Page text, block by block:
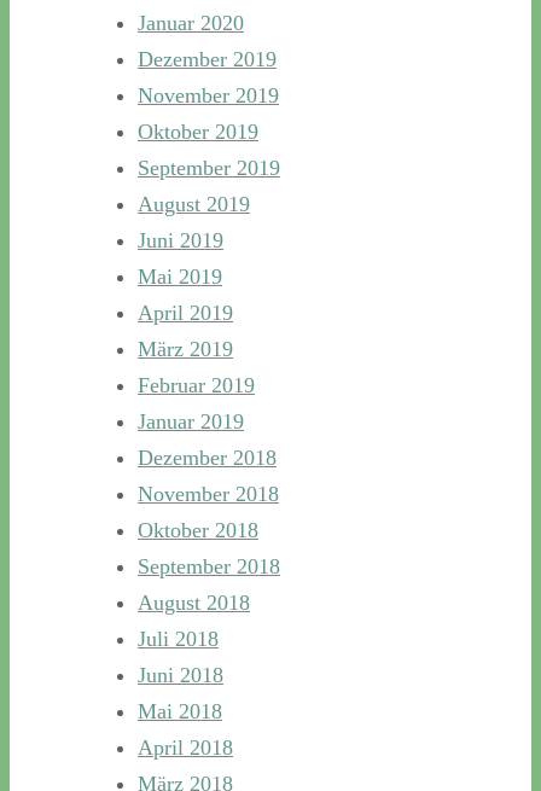
Januar 2020
Dezember 2019
November 2019
Oktober 2019
September 2019
August 2019
Juni 2019
Mai 2019
April 2019
März 2019
Februar 2019
Januar 2019
Dezember 2018
November 2018
Oktober 2018
September 2018
August 2018
Juli 2018
Juni 2018
Mai 2018
April 2018
März 2018